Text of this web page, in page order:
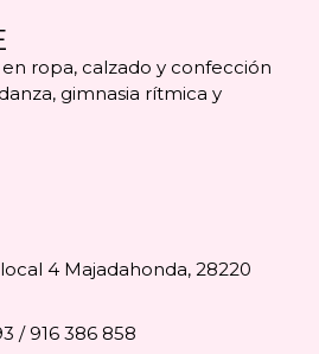
ropa, calzado y confección
gimnasia rítmica y
4 Majadahonda, 28220
/ 916 386 858